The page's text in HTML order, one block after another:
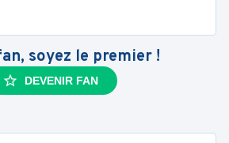
soyez le premier !
DEVENIR FAN